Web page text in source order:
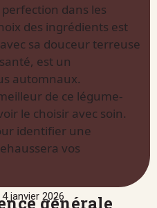
janvier 2026
dans les
des ingrédients est
sa douceur terreuse
est un
automnaux.
de ce légume-
le choisir avec soin.
identifier une
vos
générale